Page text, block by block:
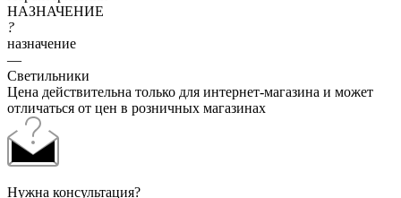
НАЗНАЧЕНИЕ
?
назначение
—
Светильники
Цена действительна только для интернет-магазина и может
отличаться от цен в розничных магазинах
Нужна консультация?